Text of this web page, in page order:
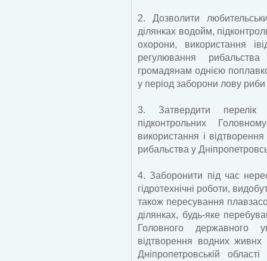
2. Дозволити
ділянках водойм,
охорони, використання
регулювання
громадянам однією
у період заборони лову риби
3. Затвердити перелік
підконтрольних
використання і
рибальства у
4. Заборонити під час
гідротехнічні роботи,
також пересування
ділянках, будь-яке
Головного державного
відтворення водних
Дніпропетровській